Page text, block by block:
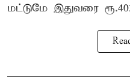
மட்டுமே இதுவரை